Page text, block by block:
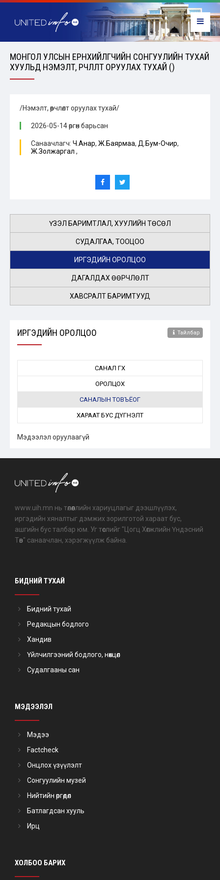
МОНГОЛ УЛСЫН ЕРӨНХИЙЛӨГЧИЙН СОНГУУЛИЙН ТУХАЙ
ХУУЛЬД НЭМЭЛТ, ӨӨРЧЛӨЛТ ОРУУЛАХ ТУХАЙ ()
/Нэмэлт, өөрчлөлт оруулах тухай/
2026-05-14 өргөн барьсан
Санаачлагч: Ч.Анар, Ж.Баярмаа, Д.Бум-Очир,
Ж.Золжаргал ,
ҮЗЭЛ БАРИМТЛАЛ, ХУУЛИЙН ТӨСӨЛ
СУДАЛГАА, ТООЦОО
ИРГЭДИЙН ОРОЛЦОО
ДАГАЛДАХ ӨӨРЧЛӨЛТ
ХАВСРАЛТ БАРИМТУУД
ИРГЭДИЙН ОРОЛЦОО Тайлбар
САНАЛ ӨГӨХ
ОРОЛЦОХ
САНАЛЫН ТОВЪЁОГ
ХАРААТ БУС ДҮГНЭЛТ
Мэдээлэл оруулаагүй
www.uih.mn нь төлөөллийн хариуцлагыг дээшлүүлэх,
иргэдийн хяналтыг дэмжих зорилготой хараат бус,
ашгийн бус талбар юм. Уг төслийг "Цогц Хөгжлийн Үндэсний
Төв" санаачлан, хэрэгжүүлж байна.
БИДНИЙ ТУХАЙ
Бидний тухай
Редакцын бодлого
Хандив
Үйлчилгээний бодлого, нөхцөл
Судалгааны сан
МЭДЭЭЛЭЛ
Мэдээ
Factcheck
Онцлох үзүүлэлт
Сонгуулийн музей
Нийтийн өргөдөл
Батлагдсан хууль
Ирц
ХОЛБОО БАРИХ